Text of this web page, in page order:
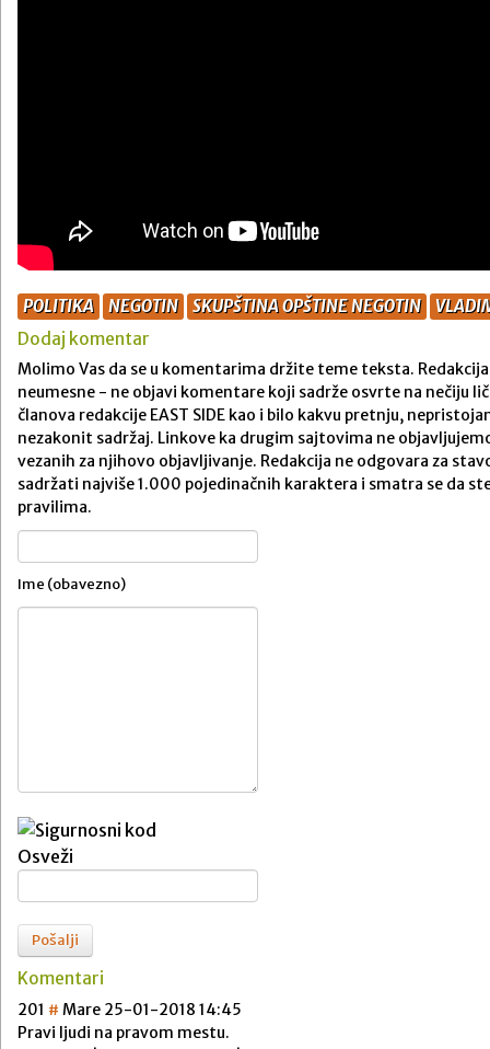
POLITIKA NEGOTIN SKUPŠTINA OPŠTINE NEGOTIN
Dodaj komentar
Molimo Vas da se u komentarima držite teme teksta.
neumesne - ne objavi komentare koji sadrže osvrte na nečiju
članova redakcije EAST SIDE kao i bilo kakvu pretnju,
nezakonit sadržaj. Linkove ka drugim sajtovima ne
vezanih za njihovo objavljivanje. Redakcija ne odgovara za
sadržati najviše 1.000 pojedinačnih karaktera i smatra se da
pravilima.
Ime (obavezno)
Osveži
Pošalji
Komentari
201 # Mare 25-01-2018 14:45
Pravi ljudi na pravom mestu.